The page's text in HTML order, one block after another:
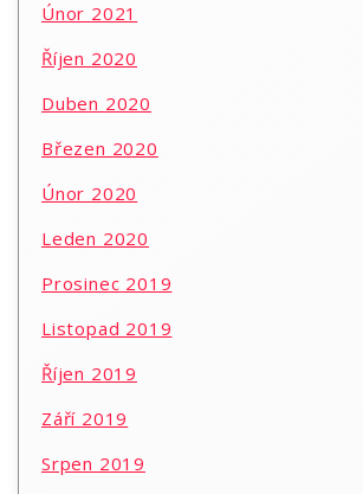
Únor 2021
Říjen 2020
Duben 2020
Březen 2020
Únor 2020
Leden 2020
Prosinec 2019
Listopad 2019
Říjen 2019
Září 2019
Srpen 2019